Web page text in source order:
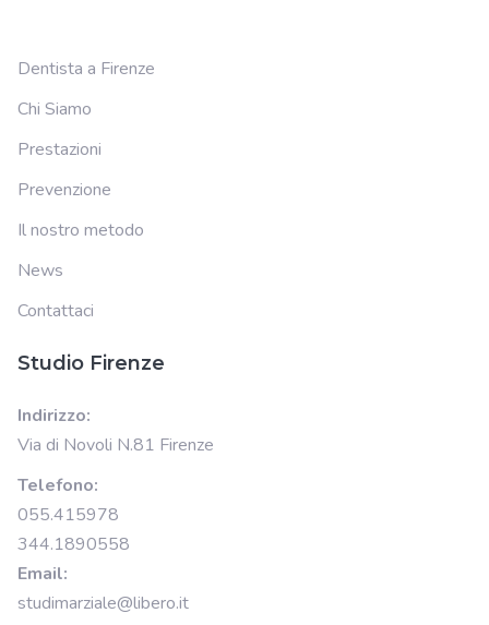
Dentista a Firenze
Chi Siamo
Prestazioni
Prevenzione
Il nostro metodo
News
Contattaci
Studio Firenze
Indirizzo:
Via di Novoli N.81 Firenze
Telefono:
055.415978
344.1890558
Email:
studimarziale@libero.it